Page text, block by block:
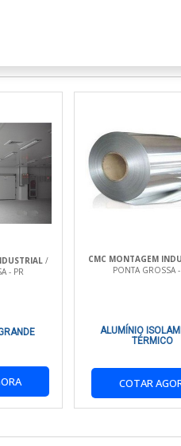
à corrosão e fácil de limpar.
benefícios, como a redução
disso, ajuda a manter a
vidro ou espumas de menor
e amadoras.
de transporte refrigerado,
/
- PR
CMC MONTAGEM
PONTA GROSSA
ALUMÍNIO
TÉRMICO
COTAR